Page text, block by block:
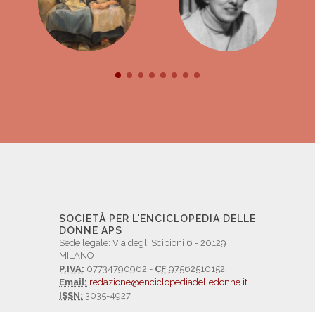
SOCIETÀ PER L'ENCICLOPEDIA DELLE
DONNE APS
Sede legale: Via degli Scipioni 6 - 20129
MILANO
P.IVA: 07734790962 - CF 97562510152
Email: redazione@enciclopediadelledonne.it
ISSN: 3035-4927